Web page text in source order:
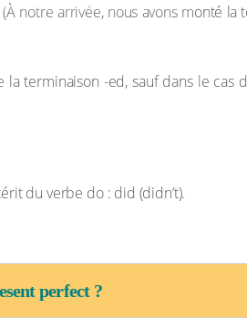
notre arrivée, nous avons monté la
terminaison -ed, sauf dans le cas
du verbe do : did (didn’t).
perfect ?